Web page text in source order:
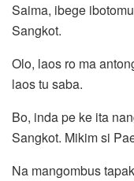
Saima, ibege
Sangkot.
Olo, laos ro ma
laos tu saba.
Bo, inda pe ke ita
Sangkot. Mikim si
Na mangombus